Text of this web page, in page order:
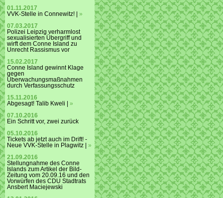
01.11.2017
VVK-Stelle in Connewitz! | »
07.03.2017
Polizei Leipzig verharmlost
sexualisierten Übergriff und
wirft dem Conne Island zu
Unrecht Rassismus vor
15.02.2017
Conne Island gewinnt Klage
gegen
Überwachungsmaßnahmen
durch Verfassungsschutz
15.11.2016
Abgesagt! Talib Kweli | »
07.10.2016
Ein Schritt vor, zwei zurück
05.10.2016
Tickets ab jetzt auch im Drift! -
Neue VVK-Stelle in Plagwitz | »
21.09.2016
Stellungnahme des Conne
Islands zum Artikel der Bild-
Zeitung vom 20.09.16 und den
Vorwürfen des CDU Stadtrats
Ansbert Maciejewski